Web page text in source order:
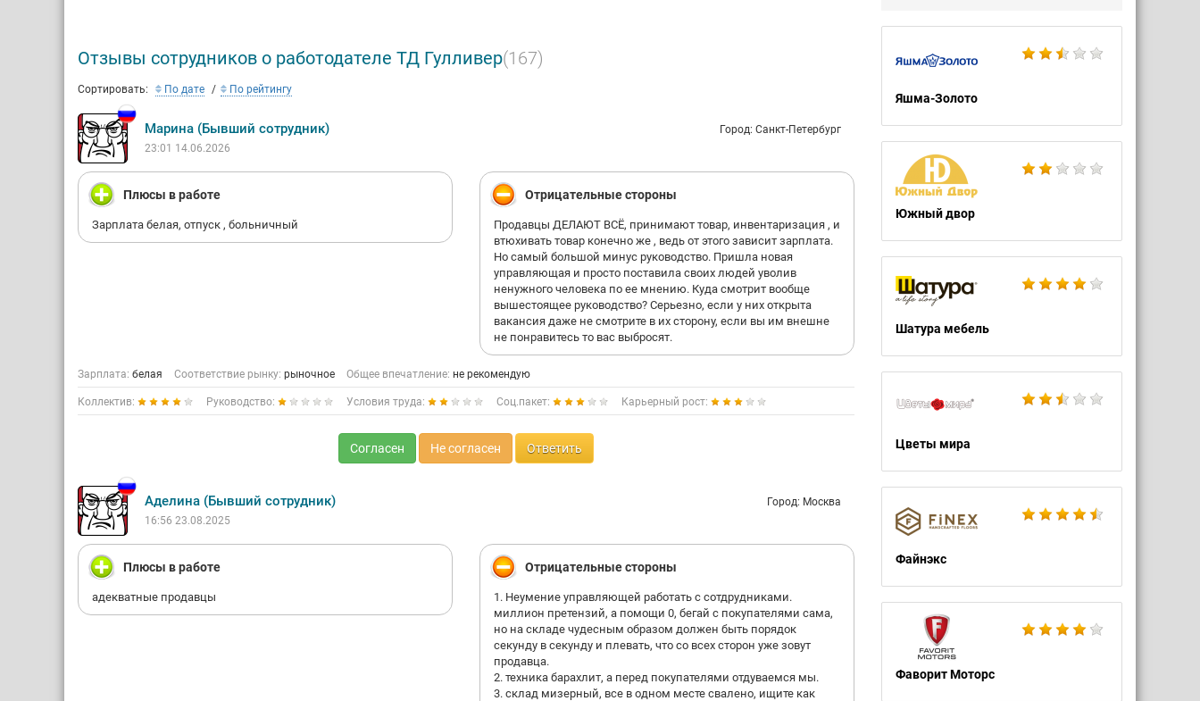
Яшма-Золото
Южный двор
Шатура мебель
Цветы мира
Файнэкс
Фаворит Моторс
Все сотрудники компании – прекрасные специалисты, но, прежде всего, заботливые и
Отзывы сотрудников о работодателе ТД Гулливер(167)
Сортировать: По дате По рейтингу
Марина (Бывший сотрудник)
Город: Санкт-Петербург
23:01 14.06.2026
Плюсы в работе
Зарплата белая, отпуск , больничный
Отрицательные стороны
Продавцы ДЕЛАЮТ ВСЁ, принимают товар, инвентаризация , и
втюхивать товар конечно же , ведь от этого зависит зарплата.
Но самый большой минус руководство. Пришла новая
управляющая и просто поставила своих людей уволив
ненужного человека по ее мнению. Куда смотрит вообще
вышестоящее руководство? Серьезно, если у них открыта
вакансия даже не смотрите в их сторону, если вы им внешне
не понравитесь то вас выбросят.
Зарплата: белая Соответствие рынку: рыночное Общее впечатление: не рекомендую
Коллектив: Руководство: Условия труда: Соц.пакет: Карьерный рост:
Согласен Не согласен Ответить
Аделина (Бывший сотрудник)
Город: Москва
16:56 23.08.2025
Плюсы в работе
адекватные продавцы
Отрицательные стороны
1. Неумение управляющей работать с сотдрудниками.
миллион претензий, а помощи 0, бегай с покупателями сама,
но на складе чудесным образом должен быть порядок
секунду в секунду и плевать, что со всех сторон уже зовут
продавца.
2. техника барахлит, а перед покупателями отдуваемся мы.
3. склад мизерный, все в одном месте свалено, ищите как